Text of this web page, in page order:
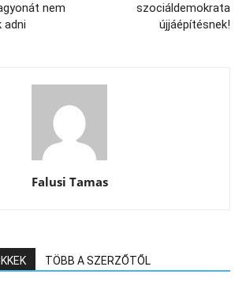
nem
adni
szociáldemokrata
újjáépítésnek!
Falusi Tamas
TÖBB A SZERZŐTŐL